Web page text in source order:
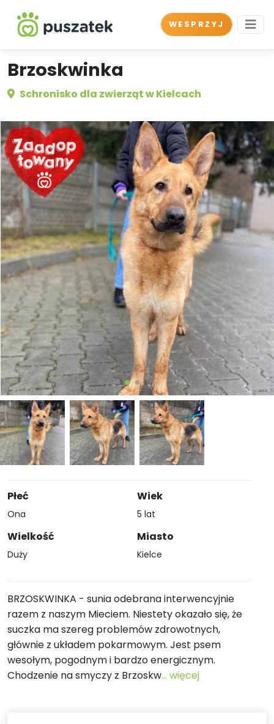
WESPRZYJ
Brzoskwinka
Schronisko dla zwierząt w Kielcach
Płeć
Ona
Wielkość
Duży
Wiek
5 lat
Miasto
Kielce
BRZOSKWINKA - sunia odebrana interwencyjnie
razem z naszym Mieciem. Niestety okazało się, że
suczka ma szereg problemów zdrowotnych,
głównie z układem pokarmowym. Jest psem
wesołym, pogodnym i bardzo energicznym.
Chodzenie na smyczy z Brzoskw... więcej